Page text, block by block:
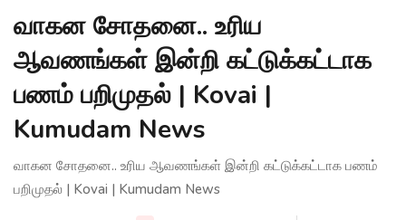
வாகன சோதனை.. உரிய
ஆவணங்கள் இன்றி கட்டுக்கட்டாக
பணம் பறிமுதல் | Kovai |
Kumudam News
வாகன சோதனை.. உரிய ஆவணங்கள் இன்றி கட்டுக்கட்டாக பணம்
பறிமுதல் | Kovai | Kumudam News